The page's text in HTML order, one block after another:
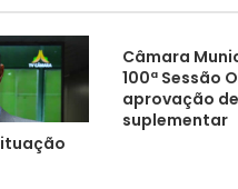
Câmara
100ª Sessão
aprovação
suplementar